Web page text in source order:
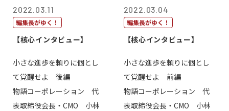
2022.03.11
編集長がゆく！
【核心インタビュー】
小さな進歩を頼りに個とし
て覚醒せよ 後編
物語コーポレーション 代
表取締役会長・CMO 小林
2022.03.04
編集長がゆく！
【核心インタビュー】
小さな進歩を頼りに個とし
て覚醒せよ 前編
物語コーポレーション 代
表取締役会長・CMO 小林